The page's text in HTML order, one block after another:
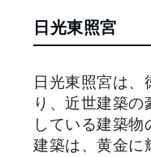
日光東照宮
日光東照宮は
り、近世建築
している建築
建築は、黄金に